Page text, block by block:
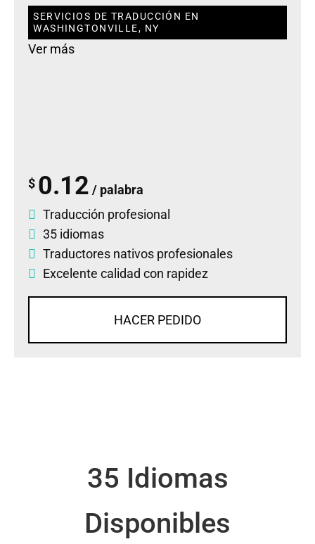
SERVICIOS DE TRADUCCIÓN EN
WASHINGTONVILLE, NY
Ver más
$ 0.12 / palabra
Traducción profesional
35 idiomas
Traductores nativos profesionales
Excelente calidad con rapidez
HACER PEDIDO
35 Idiomas
Disponibles